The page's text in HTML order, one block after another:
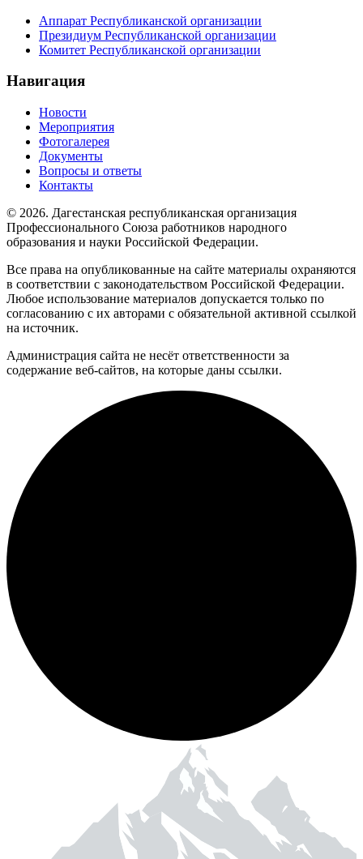
Аппарат Республиканской организации
Президиум Республиканской организации
Комитет Республиканской организации
Навигация
Новости
Мероприятия
Фотогалерея
Документы
Вопросы и ответы
Контакты
© 2026. Дагестанская республиканская организация
Профессионального Союза работников народного
образования и науки Российской Федерации.
Все права на опубликованные на сайте материалы охраняются
в соответствии с законодательством Российской Федерации.
Любое использование материалов допускается только по
согласованию с их авторами с обязательной активной ссылкой
на источник.
Администрация сайта не несёт ответственности за
содержание веб-сайтов, на которые даны ссылки.